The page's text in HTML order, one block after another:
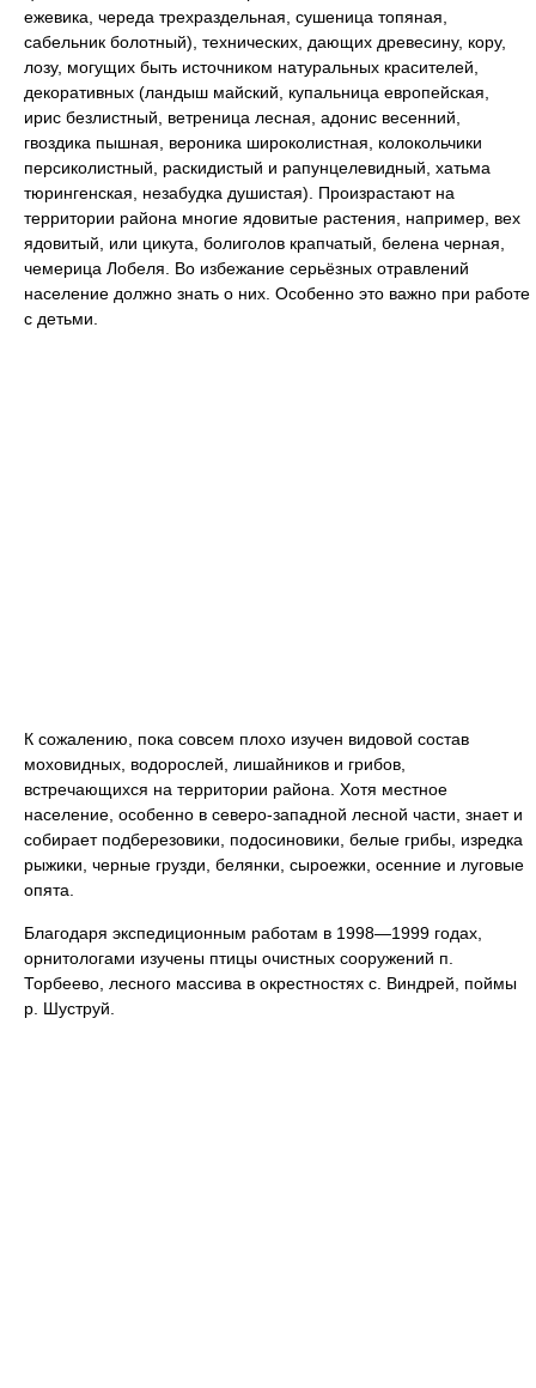
ежевика, череда трехраздельная, сушеница топяная,
сабельник болотный), технических, дающих древесину, кору,
лозу, могущих быть источником натуральных красителей,
декоративных (ландыш майский, купальница европейская,
ирис безлистный, ветреница лесная, адонис весенний,
гвоздика пышная, вероника широколистная, колокольчики
персиколистный, раскидистый и рапунцелевидный, хатьма
тюрингенская, незабудка душистая). Произрастают на
территории района многие ядовитые растения, например, вех
ядовитый, или цикута, болиголов крапчатый, белена черная,
чемерица Лобеля. Во избежание серьёзных отравлений
население должно знать о них. Особенно это важно при работе
с детьми.
К сожалению, пока совсем плохо изучен видовой состав
моховидных, водорослей, лишайников и грибов,
встречающихся на территории района. Хотя местное
население, особенно в северо-западной лесной части, знает и
собирает подберезовики, подосиновики, белые грибы, изредка
рыжики, черные грузди, белянки, сыроежки, осенние и луговые
опята.
Благодаря экспедиционным работам в 1998—1999 годах,
орнитологами изучены птицы очистных сооружений п.
Торбеево, лесного массива в окрестностях с. Виндрей, поймы
р. Шуструй.